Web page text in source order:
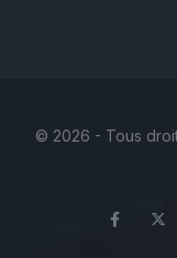
© 2026 - Tous